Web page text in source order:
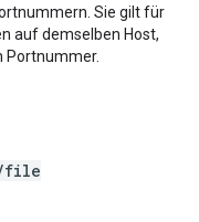
Sie gilt für
auf demselben Host,
Portnummer.
file